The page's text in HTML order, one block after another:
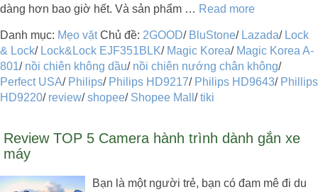
dàng hơn bao giờ hết. Và sản phẩm … Read more
Danh mục: Mẹo vặt Chủ đề: 2GOOD/ BluStone/ Lazada/ Lock
& Lock/ Lock&Lock EJF351BLK/ Magic Korea/ Magic Korea A-
801/ nồi chiên không dầu/ nồi chiên nướng chân không/
Perfect USA/ Philips/ Philips HD9217/ Philips HD9643/ Phillips
HD9220/ review/shopee/ Shopee Mall /tiki
Review TOP 5 Camera hành trình dành gắn xe
máy
Bạn là một người trẻ, bạn có đam mê đi du